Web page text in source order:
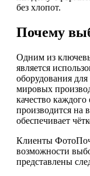
без хлопот.
Почему
Одним из
является
оборудования
мировых
качество
производится на
обеспечивает
Клиенты
возможности
представлены